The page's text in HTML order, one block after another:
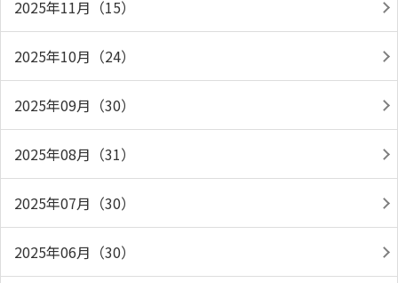
2025年11月（15）
2025年10月（24）
2025年09月（30）
2025年08月（31）
2025年07月（30）
2025年06月（30）